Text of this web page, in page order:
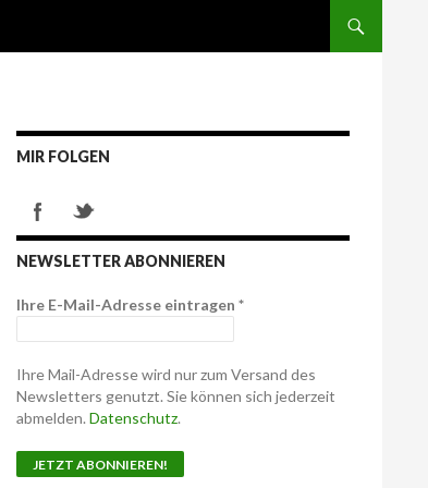
MIR FOLGEN
NEWSLETTER ABONNIEREN
Ihre E-Mail-Adresse eintragen *
Ihre Mail-Adresse wird nur zum Versand des
Newsletters genutzt. Sie können sich jederzeit
abmelden. Datenschutz.